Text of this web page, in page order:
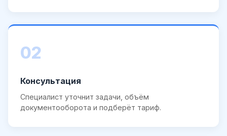
02
Консультация
Специалист уточнит задачи, объём
документооборота и подберёт тариф.